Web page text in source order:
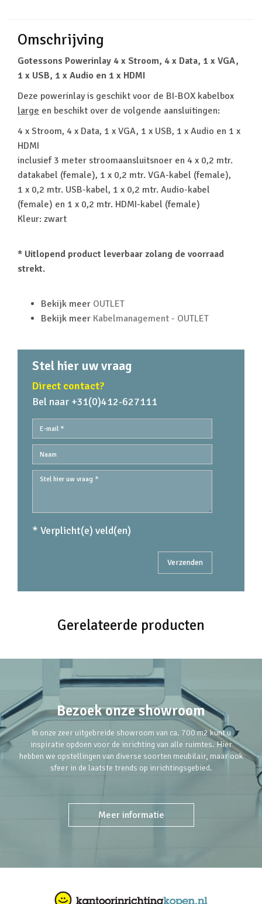
Omschrijving
Gotessons Powerinlay 4 x Stroom, 4 x Data, 1 x VGA,
1 x USB, 1 x Audio en 1 x HDMI
Deze powerinlay is geschikt voor de BI-BOX kabelbox
large en beschikt over de volgende aansluitingen:
4 x Stroom, 4 x Data, 1 x VGA, 1 x USB, 1 x Audio en 1 x
HDMI
inclusief 3 meter stroomaansluitsnoer en 4 x 0,2 mtr.
datakabel (female), 1 x 0,2 mtr. VGA-kabel (female),
1 x 0,2 mtr. USB-kabel, 1 x 0,2 mtr. Audio-kabel
(female) en 1 x 0,2 mtr. HDMI-kabel (female)
Kleur: zwart
* Uitlopend product leverbaar zolang de voorraad
strekt.
Bekijk meer OUTLET
Bekijk meer Kabelmanagement - OUTLET
Stel hier uw vraag
Direct contact?
Bel naar +31(0)412-627111
* Verplicht(e) veld(en)
Gerelateerde producten
Bezoek onze showroom
In onze zeer uitgebreide showroom van ca. 700 m2 kunt u
inspiratie opdoen voor de inrichting van alle ruimtes. Hier
hebben we opstellingen van diverse soorten meubilair, maar ook
sfeer in de laatste trends op inrichtingsgebied.
Meer informatie